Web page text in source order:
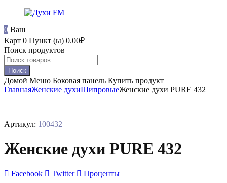
0 Ваш
Карт 0 Пункт (ы) 0.00₽
Поиск продуктов
Поиск
Домой Меню Боковая панель Купить продукт
ГлавнаяЖенские духиШипровыеЖенские духи PURE 432
Артикул: 100432
Женские духи PURE 432
Facebook Twitter Проценты